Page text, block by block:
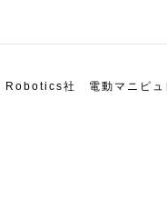
社 電動マニピュ